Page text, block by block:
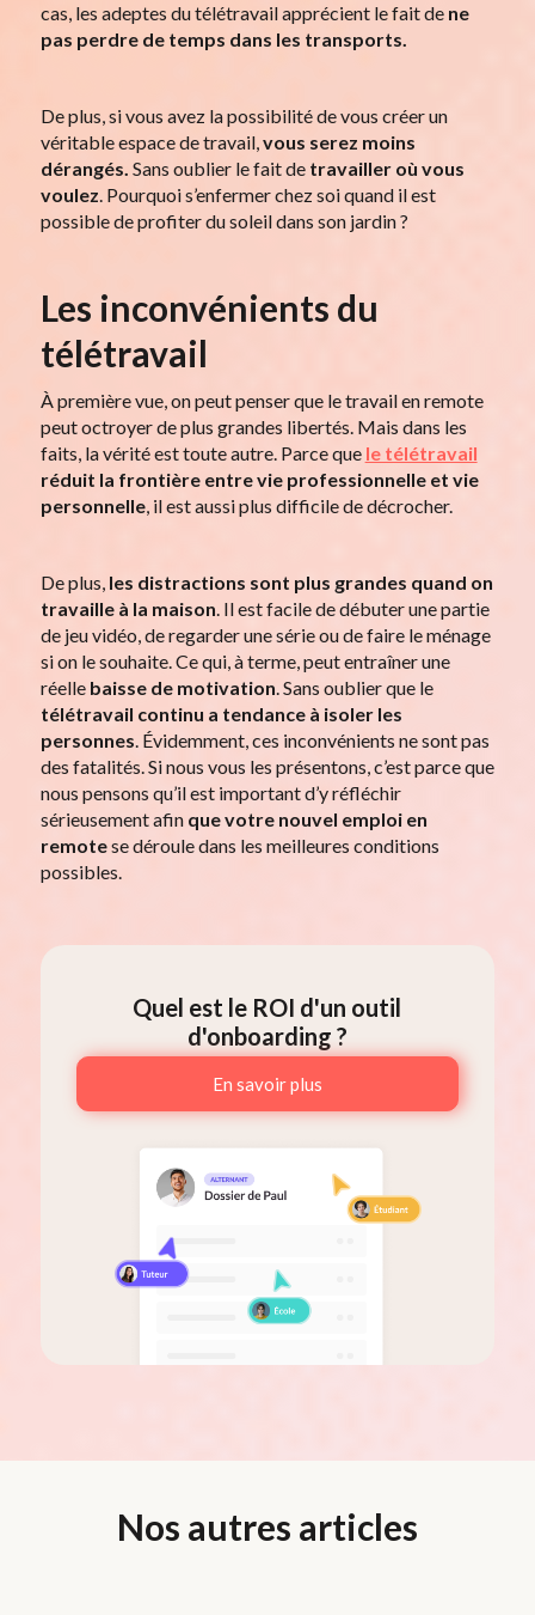
cas, les adeptes du télétravail apprécient le fait dene
pas perdre de temps dans les transports.
De plus, si vous avez la possibilité de vous créer un
véritable espace de travail,vous serez moins
dérangés. Sans oublier le fait de travailler où vous
voulez. Pourquoi s’enfermer chez soi quand il est
possible de profiter du soleil dans son jardin ?
Les inconvénients du
télétravail
À première vue, on peut penser que le travail en remote
peut octroyer de plus grandes libertés. Mais dans les
faits, la vérité est toute autre. Parce que le télétravail
réduit la frontière entre vie professionnelle et vie
personnelle, il est aussi plus difficile de décrocher.
De plus, les distractions sont plus grandes quand on
travaille à la maison. Il est facile de débuter une partie
de jeu vidéo, de regarder une série ou de faire le ménage
si on le souhaite. Ce qui, à terme, peut entraîner une
réelle baisse de motivation. Sans oublier que le
télétravail continu a tendance à isoler les
personnes. Évidemment, ces inconvénients ne sont pas
des fatalités. Si nous vous les présentons, c’est parce que
nous pensons qu’il est important d’y réfléchir
sérieusement afin que votre nouvel emploi en
remotese déroule dans les meilleures conditions
possibles.
Quel est le ROI d'un outil
d'onboarding ?
En savoir plus
Nos autres articles